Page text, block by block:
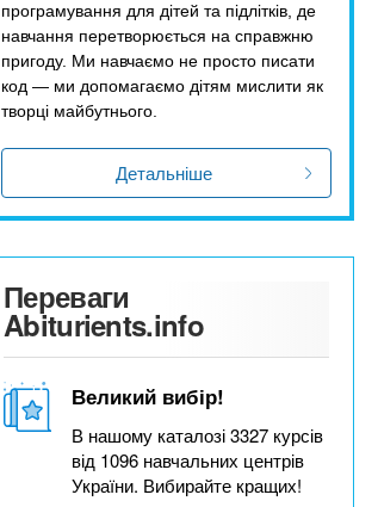
програмування для дітей та підлітків, де
навчання перетворюється на справжню
пригоду. Ми навчаємо не просто писати
код — ми допомагаємо дітям мислити як
творці майбутнього.
Детальніше
Переваги
Abiturients.info
Великий вибір!
В нашому каталозі 3327 курсів
від 1096 навчальних центрів
України. Вибирайте кращих!